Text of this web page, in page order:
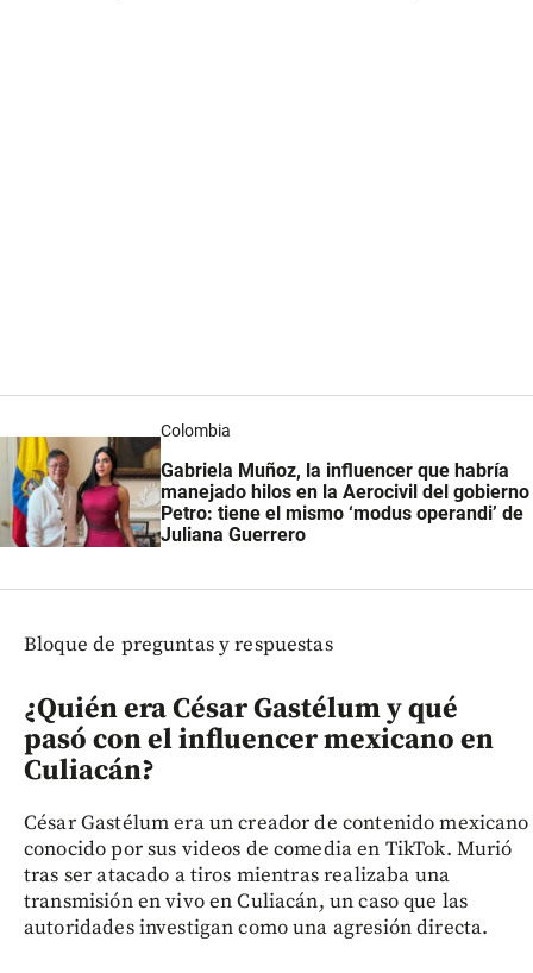
Colombia
Gabriela Muñoz, la influencer que habría
manejado hilos en la Aerocivil del gobierno
Petro: tiene el mismo ‘modus operandi’ de
Juliana Guerrero
Bloque de preguntas y respuestas
¿Quién era César Gastélum y qué
pasó con el influencer mexicano en
Culiacán?
César Gastélum era un creador de contenido mexicano
conocido por sus videos de comedia en TikTok. Murió
tras ser atacado a tiros mientras realizaba una
transmisión en vivo en Culiacán, un caso que las
autoridades investigan como una agresión directa.